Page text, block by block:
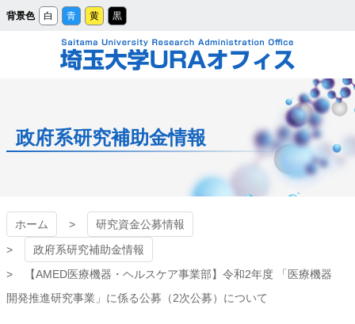
メ
イ
背景色 白 青 黄 黒
ス
政府系研究補助金情報
ホーム
研究資金公募情報
政府系研究補助金情報
【AMED医療機器・ヘルスケア事業部】令和2年度 「医療機器
開発推進研究事業」に係る公募（2次公募）について